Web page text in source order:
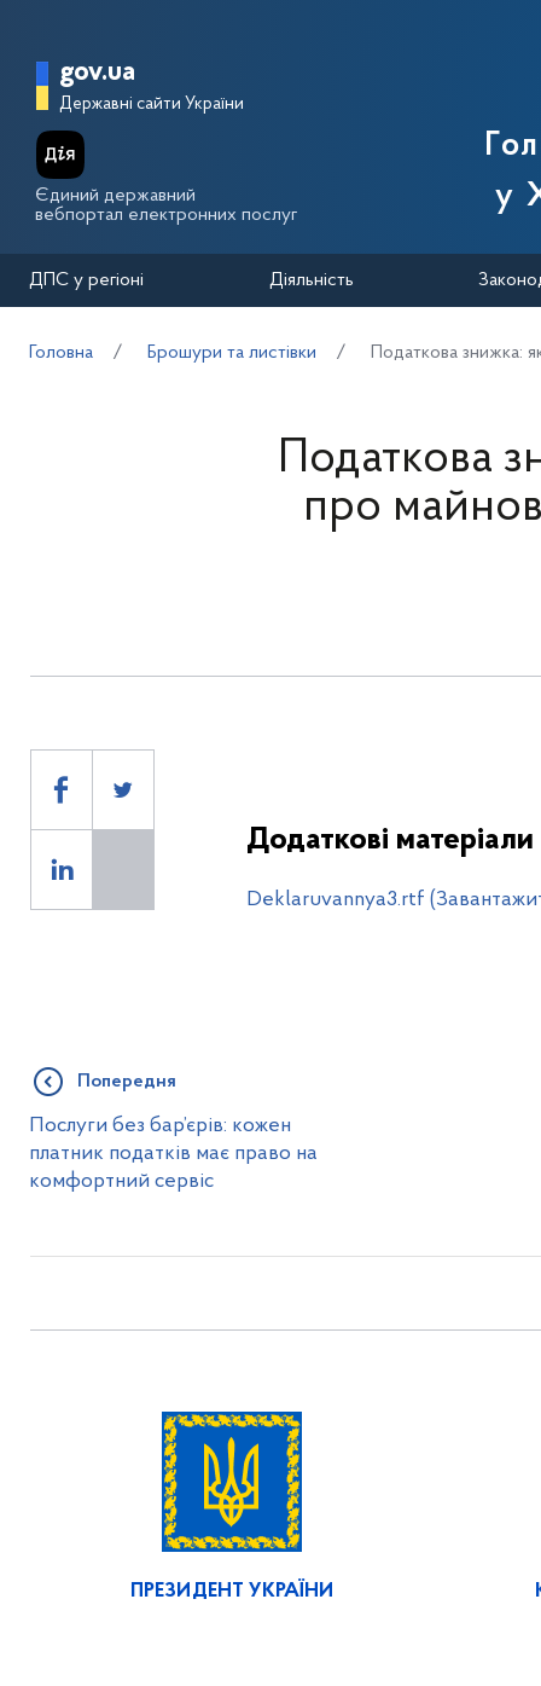
Головна сторінка Державної
gov.ua
Державні сайти України
Єдиний державний
вебпортал електронних послуг
у
ДПС у регіоні Діяльність
Головна Брошури та листівки Податкова знижка:
Податкова
про
Додаткові матеріали
Deklaruvannya3.rtf
Попередня
Послуги без бар’єрів: кожен
платник податків має право на
комфортний сервіс
ПРЕЗИДЕНТ УКРАЇНИ